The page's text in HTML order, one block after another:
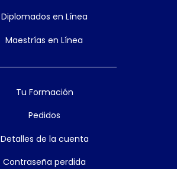
Diplomados en Línea
Maestrías en Línea
Tu Formación
Pedidos
Detalles de la cuenta
Contraseña perdida